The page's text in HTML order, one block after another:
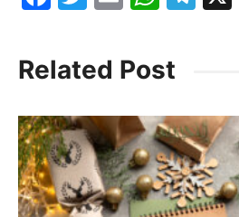
c
e
b
o
o
k
itt
er
ai
l
at
s
A
p
p
a
m
Related Post